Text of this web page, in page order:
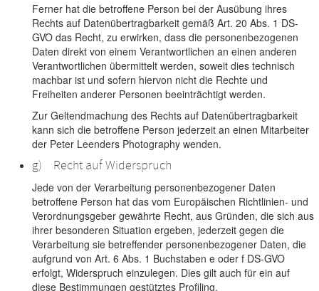
Ferner hat die betroffene Person bei der Ausübung ihres
Rechts auf Datenübertragbarkeit gemäß Art. 20 Abs. 1 DS-
GVO das Recht, zu erwirken, dass die personenbezogenen
Daten direkt von einem Verantwortlichen an einen anderen
Verantwortlichen übermittelt werden, soweit dies technisch
machbar ist und sofern hiervon nicht die Rechte und
Freiheiten anderer Personen beeinträchtigt werden.
Zur Geltendmachung des Rechts auf Datenübertragbarkeit
kann sich die betroffene Person jederzeit an einen Mitarbeiter
der Peter Leenders Photography wenden.
g) Recht auf Widerspruch
Jede von der Verarbeitung personenbezogener Daten
betroffene Person hat das vom Europäischen Richtlinien- und
Verordnungsgeber gewährte Recht, aus Gründen, die sich aus
ihrer besonderen Situation ergeben, jederzeit gegen die
Verarbeitung sie betreffender personenbezogener Daten, die
aufgrund von Art. 6 Abs. 1 Buchstaben e oder f DS-GVO
erfolgt, Widerspruch einzulegen. Dies gilt auch für ein auf
diese Bestimmungen gestütztes Profiling.